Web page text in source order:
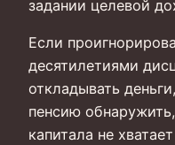
задании целевой
Если
десятилетиями
откладывать
пенсию
капитала не